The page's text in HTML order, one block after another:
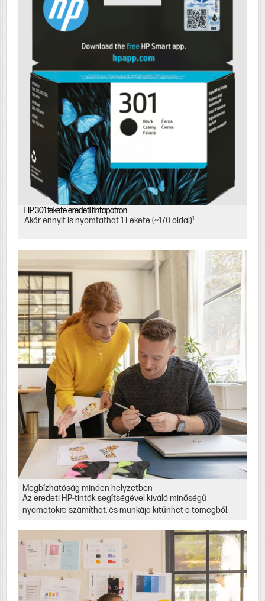
HP 301 fekete eredeti tintapatron
Akár ennyit is nyomtathat 1 Fekete (~170 oldal)1
Megbízhatóság minden helyzetben
Az eredeti HP-tinták segítségével kiváló minőségű
nyomatokra számíthat, és munkája kitűnhet a tömegből.